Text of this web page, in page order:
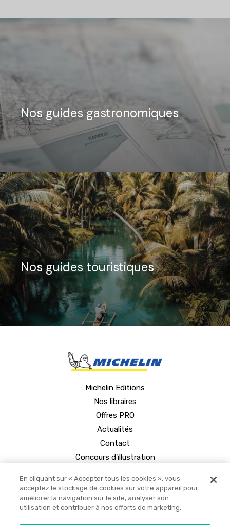
Nos guides gastronomiques
Nos guides touristiques
Michelin Editions
Nos libraires
Offres PRO
Actualités
Contact
Concours d'illustration
En cliquant sur « Accepter tous les cookies », vous
acceptez le stockage de cookies sur votre appareil pour
améliorer la navigation sur le site, analyser son
utilisation et contribuer à nos efforts de marketing.